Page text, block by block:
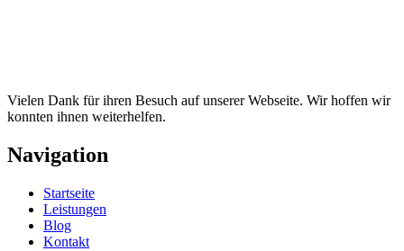
Vielen Dank für ihren Besuch auf unserer Webseite. Wir hoffen wir
konnten ihnen weiterhelfen.
Navigation
Startseite
Leistungen
Blog
Kontakt